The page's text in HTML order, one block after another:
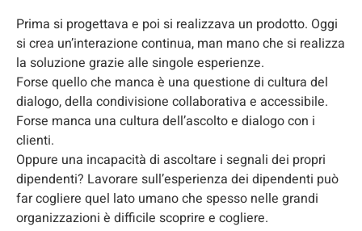
Prima si progettava e poi si realizzava un prodotto. Oggi
si crea un’interazione continua, man mano che si realizza
la soluzione grazie alle singole esperienze.
Forse quello che manca è una questione di cultura del
dialogo, della condivisione collaborativa e accessibile.
Forse manca una cultura dell’ascolto e dialogo con i
clienti.
Oppure una incapacità di ascoltare i segnali dei propri
dipendenti? Lavorare sull’esperienza dei dipendenti può
far cogliere quel lato umano che spesso nelle grandi
organizzazioni è difficile scoprire e cogliere.